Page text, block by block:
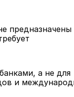
предназначены
а не для
и